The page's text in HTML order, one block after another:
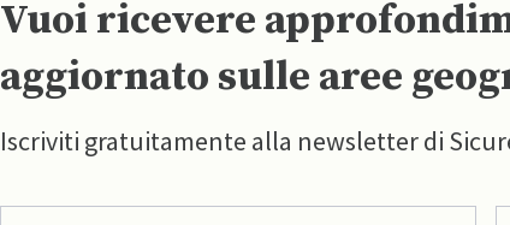
Vuoi ricevere
aggiornato sulle aree
Iscriviti gratuitamente alla newsletter di